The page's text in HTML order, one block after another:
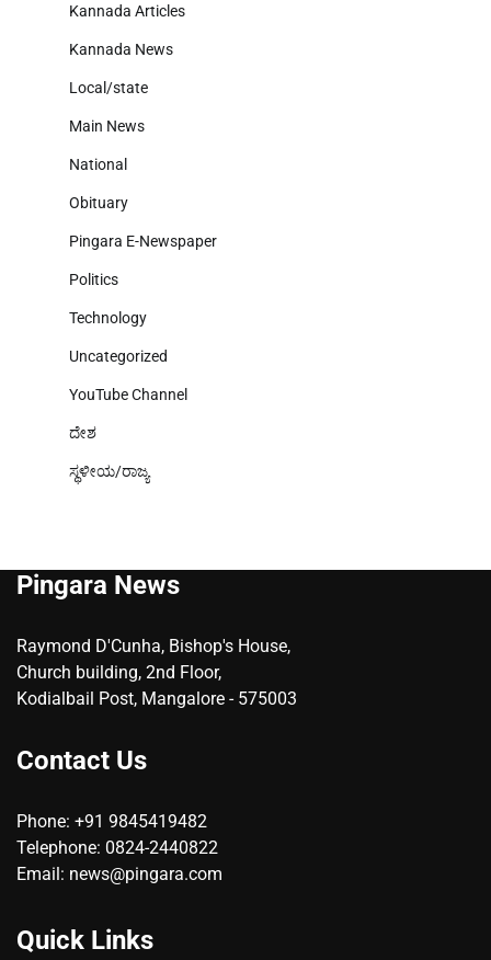
Kannada Articles
Kannada News
Local/state
Main News
National
Obituary
Pingara E-Newspaper
Politics
Technology
Uncategorized
YouTube Channel
ದೇಶ
ಸ್ಥಳೀಯ/ರಾಜ್ಯ
Pingara News
Raymond D'Cunha, Bishop's House,
Church building, 2nd Floor,
Kodialbail Post, Mangalore - 575003
Contact Us
Phone: +91 9845419482
Telephone: 0824-2440822
Email: news@pingara.com
Quick Links